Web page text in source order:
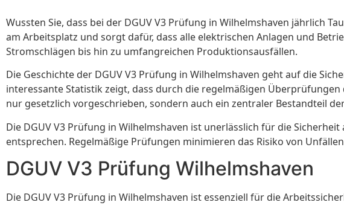
Wussten Sie, dass bei der DGUV V3 Prüfung in Wilhelmshaven jährlich
am Arbeitsplatz und sorgt dafür, dass alle elektrischen Anlagen und
Stromschlägen bis hin zu umfangreichen Produktionsausfällen.
Die Geschichte der DGUV V3 Prüfung in Wilhelmshaven geht auf die
interessante Statistik zeigt, dass durch die regelmäßigen
nur gesetzlich vorgeschrieben, sondern auch ein zentraler Bestandteil
Die DGUV V3 Prüfung in Wilhelmshaven ist unerlässlich für die
entsprechen. Regelmäßige Prüfungen minimieren das Risiko von
DGUV V3 Prüfung Wilhelmshaven
Die DGUV V3 Prüfung in Wilhelmshaven ist essenziell für die